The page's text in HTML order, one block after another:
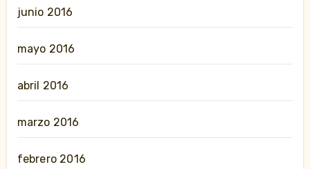
junio 2016
mayo 2016
abril 2016
marzo 2016
febrero 2016